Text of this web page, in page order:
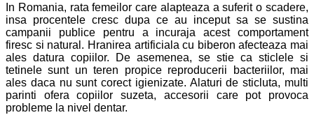
In Romania, rata femeilor care alapteaza a suferit o scadere,
insa procentele cresc dupa ce au inceput sa se sustina
campanii publice pentru a incuraja acest comportament
firesc si natural. Hranirea artificiala cu biberon afecteaza mai
ales datura copiilor. De asemenea, se stie ca sticlele si
tetinele sunt un teren propice reproducerii bacteriilor, mai
ales daca nu sunt corect igienizate. Alaturi de sticluta, multi
parinti ofera copiilor suzeta, accesorii care pot provoca
probleme la nivel dentar.